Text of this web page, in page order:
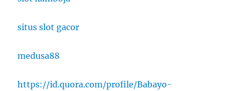
situs slot gacor
medusa88
https://id.quora.com/profile/Babayo-